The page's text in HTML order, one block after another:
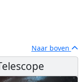
Naar boven